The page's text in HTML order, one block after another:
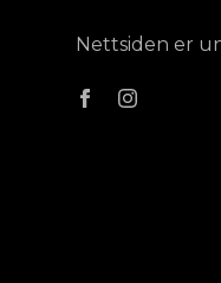
Nettsiden er